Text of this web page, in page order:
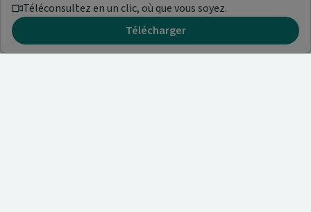
Téléconsultez en un clic, où que vous soyez.
Télécharger